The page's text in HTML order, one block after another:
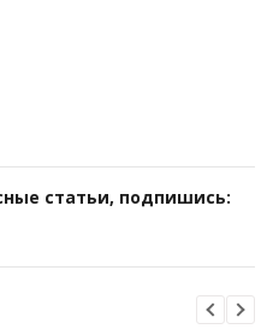
статьи, подпишись: